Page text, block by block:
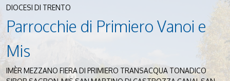
DIOCESI DI TRENTO
Parrocchie di Primiero Vanoi e
Mis
IMÈR MEZZANO FIERA DI PRIMIERO TRANSACQUA TONADICO